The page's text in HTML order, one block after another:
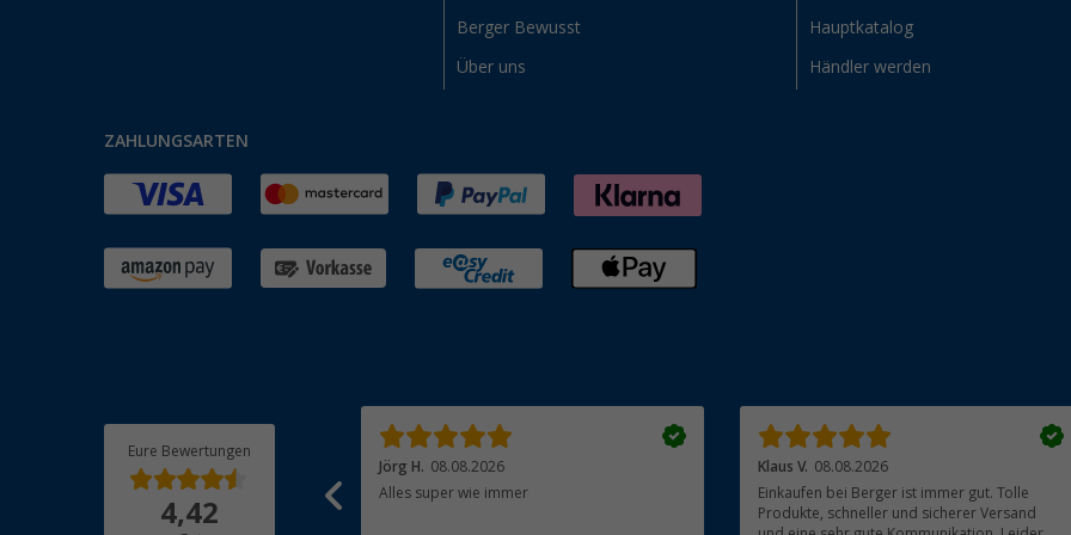
Berger Bewusst
Über uns
Hauptkatalog
Händler werden
ZAHLUNGSARTEN
Eure Bewertungen
4,42
08.08.2026
Alles gut gelaufen. Ware absolut in Ordnung.
Jörg H. 08.08.2026
Alles super wie immer
Klaus V. 08.08.2026
Einkaufen bei Berger ist immer gut. Tolle
Produkte, schneller und sicherer Versand